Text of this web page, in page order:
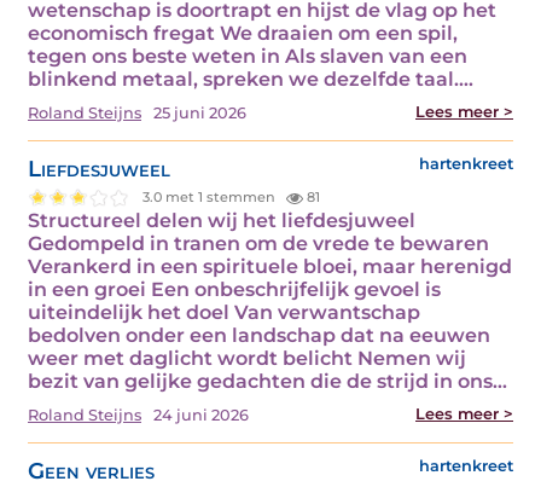
wetenschap is doortrapt en hijst de vlag op het
economisch fregat We draaien om een spil,
tegen ons beste weten in Als slaven van een
blinkend metaal, spreken we dezelfde taal.…
Roland Steijns 25 juni 2026 Lees meer >
Liefdesjuweel hartenkreet
3.0 met 1 stemmen 81
Structureel delen wij het liefdesjuweel
Gedompeld in tranen om de vrede te bewaren
Verankerd in een spirituele bloei, maar herenigd
in een groei Een onbeschrijfelijk gevoel is
uiteindelijk het doel Van verwantschap
bedolven onder een landschap dat na eeuwen
weer met daglicht wordt belicht Nemen wij
bezit van gelijke gedachten die de strijd in ons…
Roland Steijns 24 juni 2026 Lees meer >
Geen verlies hartenkreet